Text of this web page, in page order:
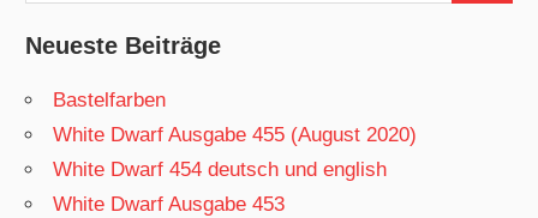
Neueste Beiträge
Bastelfarben
White Dwarf Ausgabe 455 (August 2020)
White Dwarf 454 deutsch und english
White Dwarf Ausgabe 453